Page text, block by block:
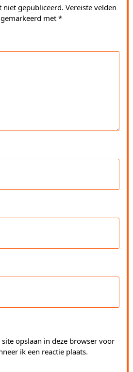
niet gepubliceerd. Vereiste velden
met*
opslaan in deze browser voor
ik een reactie plaats.